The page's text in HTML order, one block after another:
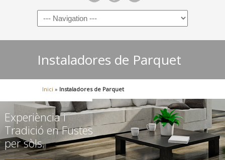
Instaladores de Parquet
Inici » Instaladores de Parquet
Experiència i
Tradició en Fustes
per sòls.